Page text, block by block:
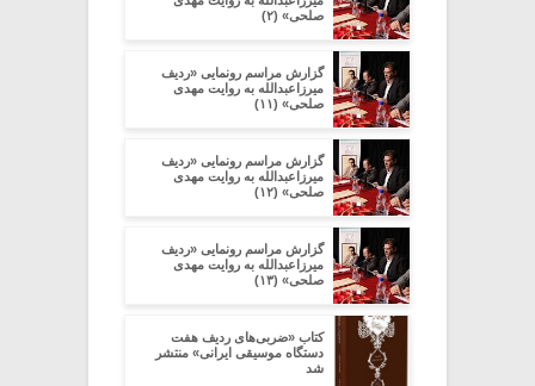
صلحی» (۲)
گزارش مراسم رونمایی «ردیف
میرزاعبدالله به روایت مهدی
صلحی» (۱۱)
گزارش مراسم رونمایی «ردیف
میرزاعبدالله به روایت مهدی
صلحی» (۱۲)
گزارش مراسم رونمایی «ردیف
میرزاعبدالله به روایت مهدی
صلحی» (۱۳)
کتاب «ضربی‌های ردیف هفت
دستگاه موسیقی ایرانی» منتشر
شد